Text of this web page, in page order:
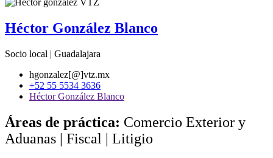
Héctor González Blanco
Socio local | Guadalajara
hgonzalez[@]vtz.mx
+52 55 5534 3636
Héctor González Blanco
Áreas de práctica: Comercio Exterior y
Aduanas | Fiscal | Litigio